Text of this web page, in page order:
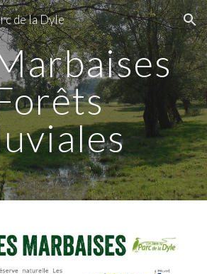
Skip to navigation
de la Dyle